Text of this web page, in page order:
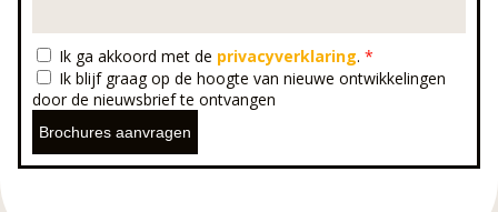
Ik ga akkoord met de privacyverklaring. *
Ik blijf graag op de hoogte van nieuwe ontwikkelingen
door de nieuwsbrief te ontvangen